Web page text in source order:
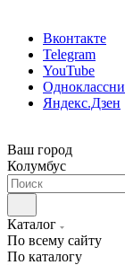
Вконтакте
Telegram
YouTube
Яндекс.Дзен
Ваш город
Колумбус
Каталог
По всему сайту
По каталогу